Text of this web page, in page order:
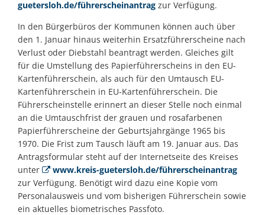
guetersloh.de/führerscheinantrag zur Verfügung.
In den Bürgerbüros der Kommunen können auch über
den 1. Januar hinaus weiterhin Ersatzführerscheine nach
Verlust oder Diebstahl beantragt werden. Gleiches gilt
für die Umstellung des Papierführerscheins in den EU-
Kartenführerschein, als auch für den Umtausch EU-
Kartenführerschein in EU-Kartenführerschein. Die
Führerscheinstelle erinnert an dieser Stelle noch einmal
an die Umtauschfrist der grauen und rosafarbenen
Papierführerscheine der Geburtsjahrgänge 1965 bis
1970. Die Frist zum Tausch läuft am 19. Januar aus. Das
Antragsformular steht auf der Internetseite des Kreises
unter
www.kreis-guetersloh.de/führerscheinantrag
zur Verfügung. Benötigt wird dazu eine Kopie vom
Personalausweis und vom bisherigen Führerschein sowie
ein aktuelles biometrisches Passfoto.